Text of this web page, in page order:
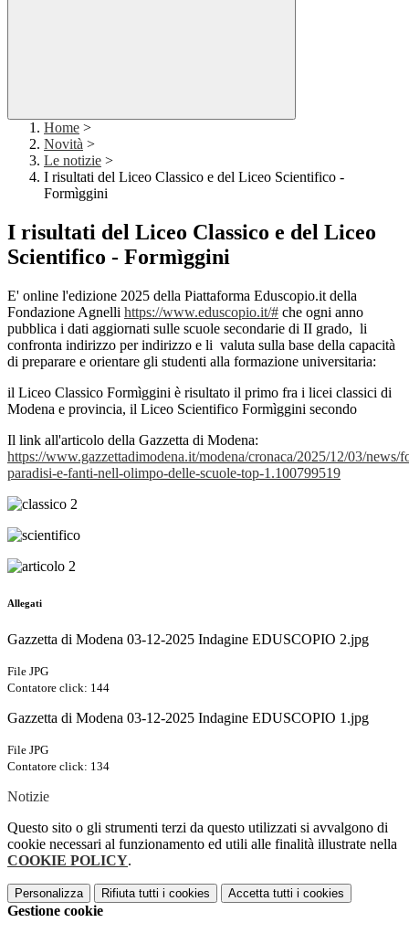
Home >
Novità >
Le notizie >
I risultati del Liceo Classico e del Liceo Scientifico -
Formìggini
I risultati del Liceo Classico e del Liceo
Scientifico - Formìggini
E' online l'edizione 2025 della Piattaforma Eduscopio.it della
Fondazione Agnelli https://www.eduscopio.it/# che ogni anno
pubblica i dati aggiornati sulle scuole secondarie di II grado, li
confronta indirizzo per indirizzo e li valuta sulla base della capacità
di preparare e orientare gli studenti alla formazione universitaria:
il Liceo Classico Formìggini è risultato il primo fra i licei classici di
Modena e provincia, il Liceo Scientifico Formìggini secondo
Il link all'articolo della Gazzetta di Modena:
https://www.gazzettadimodena.it/modena/cronaca/2025/12/03/news/
paradisi-e-fanti-nell-olimpo-delle-scuole-top-1.100799519
Allegati
Gazzetta di Modena 03-12-2025 Indagine EDUSCOPIO 2.jpg
File JPG
Contatore click: 144
Gazzetta di Modena 03-12-2025 Indagine EDUSCOPIO 1.jpg
File JPG
Contatore click: 134
Notizie
Questo sito o gli strumenti terzi da questo utilizzati si avvalgono di
cookie necessari al funzionamento ed utili alle finalità illustrate nella
COOKIE POLICY.
Personalizza Rifiuta tutti i cookies Accetta tutti i cookies
Gestione cookie